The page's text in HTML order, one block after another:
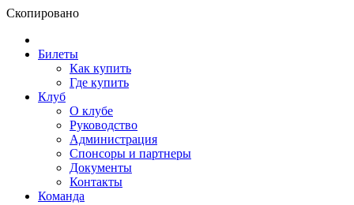
Скопировано
Билеты
Как купить
Где купить
Клуб
О клубе
Руководство
Администрация
Спонсоры и партнеры
Документы
Контакты
Команда